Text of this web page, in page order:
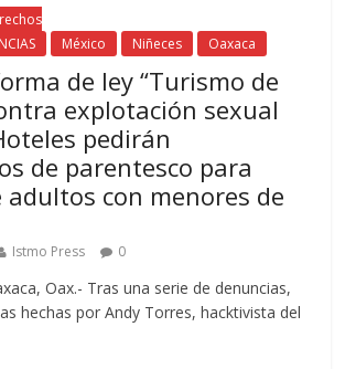
México Niñeces Oaxaca
de ley “Turismo de
explotación sexual
pedirán
de parentesco para
adultos con menores de
Istmo Press 0
Oax.- Tras una serie de denuncias,
hechas por Andy Torres, hacktivista del